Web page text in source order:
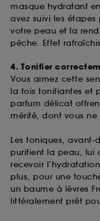
masque hydratant
avez suivi les
votre peau et la
pêche. Effet
4. Tonifier
Vous aimez cette
la fois tonifiantes et
parfum délicat
mérité, dont vous ne
Les toniques, avant-
purifient la peau, lui
recevoir
plus, pour une
un baume à lèvres
littéralement prêt